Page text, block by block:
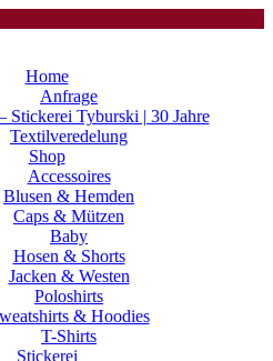
Home
Anfrage
Stickerei Tyburski | 30 Jahre
Textilveredelung
Shop
Accessoires
Blusen & Hemden
Caps & Mützen
Baby
Hosen & Shorts
Jacken & Westen
Poloshirts
& Hoodies
T-Shirts
Stickerei